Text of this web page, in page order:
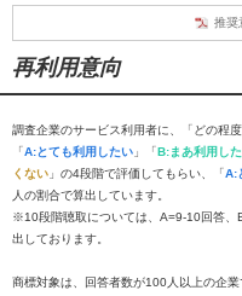
推奨
再利用意向
調査企業のサービス利用者に、「どの程
「A:とても利用したい 」「B:まあ利用し
くない 」の4段階で評価してもらい、「A:
人の割合で算出しています。
※10段階聴取については、A=9-10回答、
出しております。
商標対象は、回答者数が100人以上の企業